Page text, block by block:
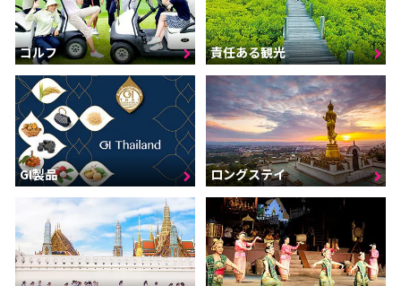
ゴルフ 責任ある観光
GI製品 ロングステイ